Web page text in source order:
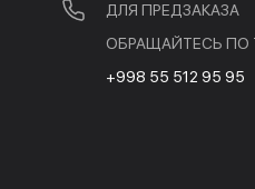
ДЛЯ ПРЕДЗАКАЗА
ОБРАЩАЙТЕСЬ ПО
+998 55 512 95 95